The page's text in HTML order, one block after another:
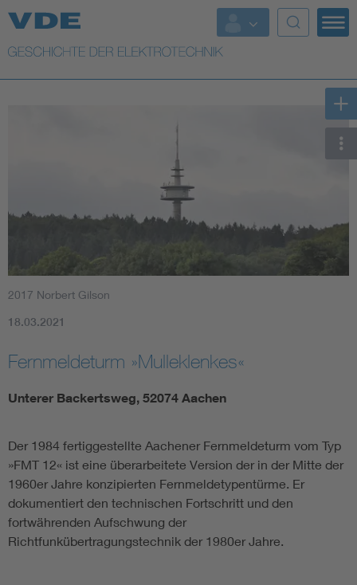
Top Themen
Weitere Themen
2017 Norbert Gilson
18.03.2021
Fernmeldeturm »Mulleklenkes«
Unterer Backertsweg, 52074 Aachen
Der 1984 fertiggestellte Aachener Fernmeldeturm vom Typ
»FMT 12« ist eine überarbeitete Version der in der Mitte der
1960er Jahre konzipierten Fernmeldetypentürme. Er
dokumentiert den technischen Fortschritt und den
fortwährenden Aufschwung der
Richtfunkübertragungstechnik der 1980er Jahre.